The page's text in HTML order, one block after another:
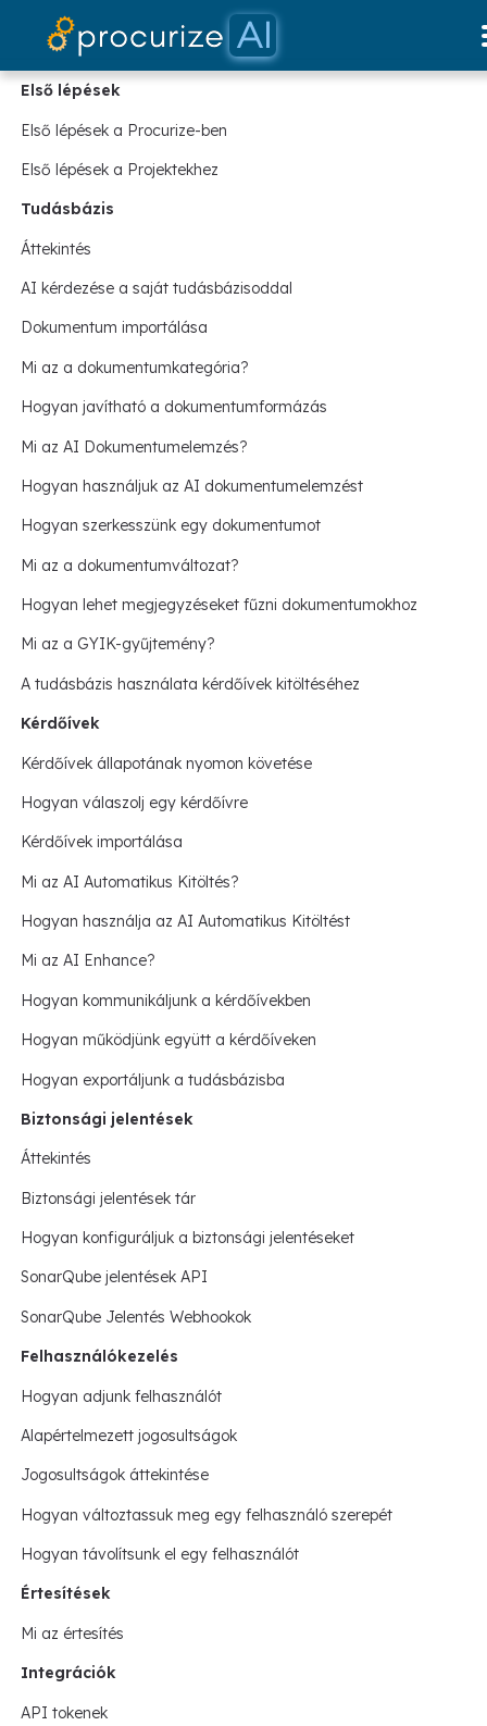
Első lépések
Első lépések a Procurize-ben
Első lépések a Projektekhez
Tudásbázis
Áttekintés
AI kérdezése a saját tudásbázisoddal
Dokumentum importálása
Mi az a dokumentumkategória?
Hogyan javítható a dokumentumformázás
Mi az AI Dokumentumelemzés?
Hogyan használjuk az AI dokumentumelemzést
Hogyan szerkesszünk egy dokumentumot
Mi az a dokumentumváltozat?
Hogyan lehet megjegyzéseket fűzni dokumentumokhoz
Mi az a GYIK-gyűjtemény?
A tudásbázis használata kérdőívek kitöltéséhez
Kérdőívek
Kérdőívek állapotának nyomon követése
Hogyan válaszolj egy kérdőívre
Kérdőívek importálása
Mi az AI Automatikus Kitöltés?
Hogyan használja az AI Automatikus Kitöltést
Mi az AI Enhance?
Hogyan kommunikáljunk a kérdőívekben
Hogyan működjünk együtt a kérdőíveken
Hogyan exportáljunk a tudásbázisba
Biztonsági jelentések
Áttekintés
Biztonsági jelentések tár
Hogyan konfiguráljuk a biztonsági jelentéseket
SonarQube jelentések API
SonarQube Jelentés Webhookok
Felhasználókezelés
Hogyan adjunk felhasználót
Alapértelmezett jogosultságok
Jogosultságok áttekintése
Hogyan változtassuk meg egy felhasználó szerepét
Hogyan távolítsunk el egy felhasználót
Értesítések
Mi az értesítés
Integrációk
API tokenek